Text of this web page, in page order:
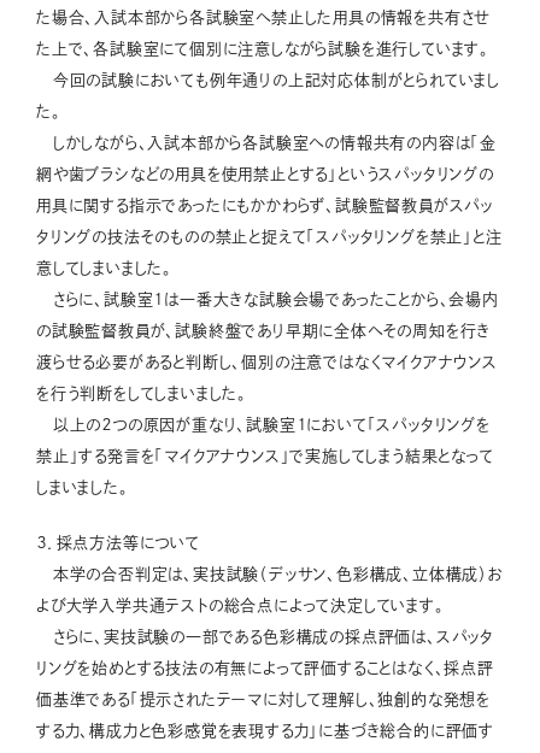
た場合、入試本部から各試験室へ禁止した用具の情報を共有させ
た上で、各試験室にて個別に注意しながら試験を進行しています。
今回の試験においても例年通りの上記対応体制がとられていまし
た。
しかしながら、入試本部から各試験室への情報共有の内容は「金
網や歯ブラシなどの用具を使用禁止とする」というスパッタリングの
用具に関する指示であったにもかかわらず、試験監督教員がスパッ
タリングの技法そのものの禁止と捉えて「スパッタリングを禁止」と注
意してしまいました。
さらに、試験室１は一番大きな試験会場であったことから、会場内
の試験監督教員が、試験終盤であり早期に全体へその周知を行き
渡らせる必要があると判断し、個別の注意ではなくマイクアナウンス
を行う判断をしてしまいました。
以上の２つの原因が重なり、試験室１において「スパッタリングを
禁止」する発言を「マイクアナウンス」で実施してしまう結果となって
しまいました。
３．採点方法等について
本学の合否判定は、実技試験（デッサン、色彩構成、立体構成）お
よび大学入学共通テストの総合点によって決定しています。
さらに、実技試験の一部である色彩構成の採点評価は、スパッタ
リングを始めとする技法の有無によって評価することはなく、採点評
価基準である「提示されたテーマに対して理解し、独創的な発想を
する力、構成力と色彩感覚を表現する力」に基づき総合的に評価す